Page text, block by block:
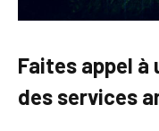
Faites appel à
des services